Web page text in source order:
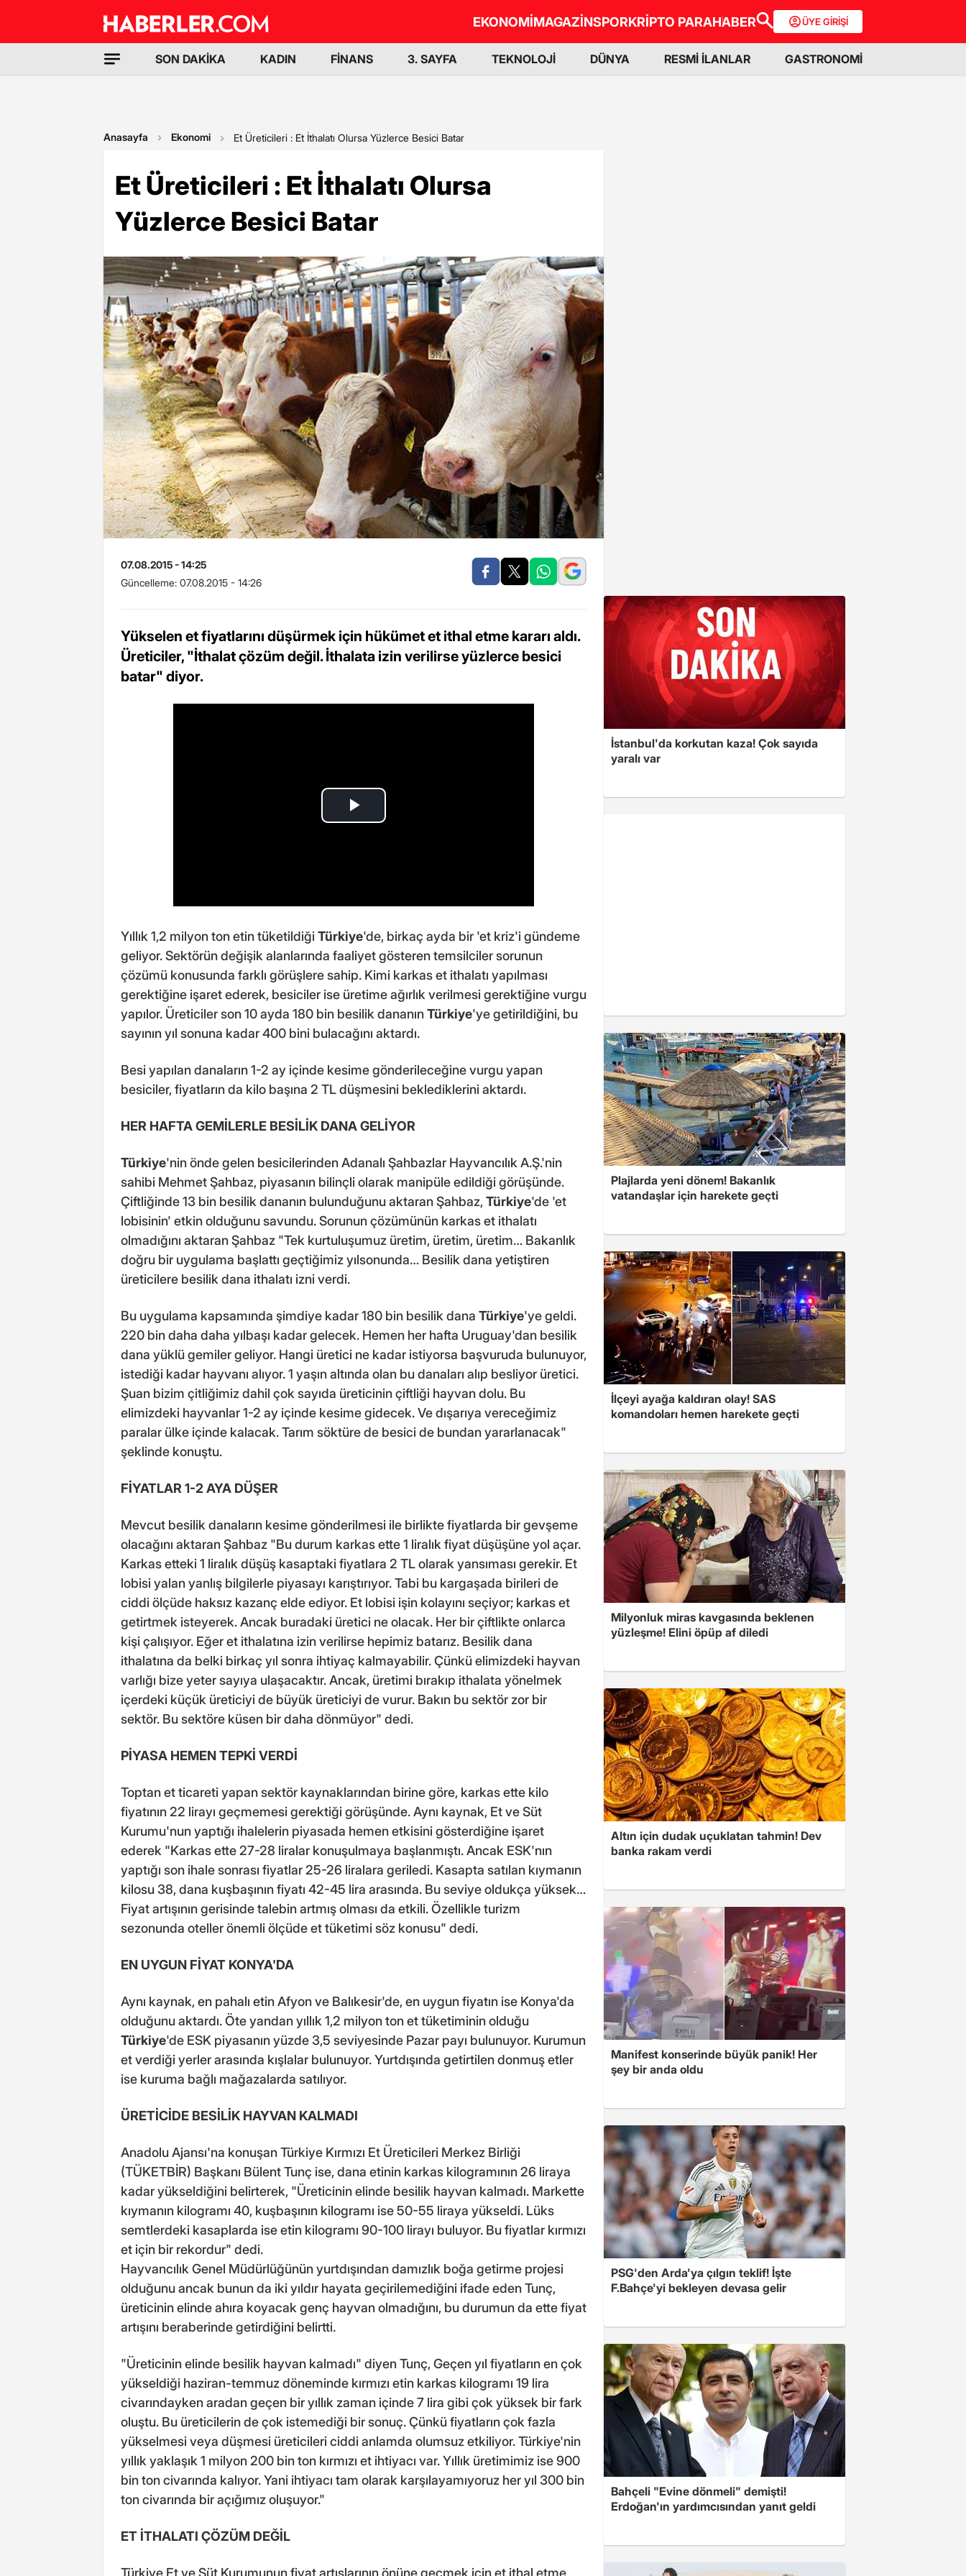
EKONOMİMAGAZİNSPORKRİPTO PARAHABER ÜYE GİRİŞİ
SON DAKİKA KADIN FİNANS 3. SAYFA TEKNOLOJİ DÜNYA RESMİ İLANLAR GASTRONOMİ
Anasayfa Ekonomi Et Üreticileri : Et İthalatı Olursa Yüzlerce Besici Batar
Et Üreticileri : Et İthalatı Olursa
Yüzlerce Besici Batar
07.08.2015 - 14:25
Güncelleme: 07.08.2015 - 14:26
Yükselen et fiyatlarını düşürmek için hükümet et ithal etme kararı aldı.
Üreticiler, "İthalat çözüm değil. İthalata izin verilirse yüzlerce besici
batar" diyor.
Yıllık 1,2 milyon ton etin tüketildiğiTürkiye'de, birkaç ayda bir 'et kriz'i gündeme
geliyor. Sektörün değişik alanlarında faaliyet gösteren temsilciler sorunun
çözümü konusunda farklı görüşlere sahip. Kimi karkas et ithalatı yapılması
gerektiğine işaret ederek, besiciler ise üretime ağırlık verilmesi gerektiğine vurgu
yapılor. Üreticiler son 10 ayda 180 bin besilik dananınTürkiye'ye getirildiğini, bu
sayının yıl sonuna kadar 400 bini bulacağını aktardı.
Besi yapılan danaların 1-2 ay içinde kesime gönderileceğine vurgu yapan
besiciler, fiyatların da kilo başına 2 TL düşmesini beklediklerini aktardı.
HER HAFTA GEMİLERLE BESİLİK DANA GELİYOR
Türkiye'nin önde gelen besicilerinden Adanalı Şahbazlar Hayvancılık A.Ş.'nin
sahibi Mehmet Şahbaz, piyasanın bilinçli olarak manipüle edildiği görüşünde.
Çiftliğinde 13 bin besilik dananın bulunduğunu aktaran Şahbaz,Türkiye'de 'et
lobisinin' etkin olduğunu savundu. Sorunun çözümünün karkas et ithalatı
olmadığını aktaran Şahbaz "Tek kurtuluşumuz üretim, üretim, üretim… Bakanlık
doğru bir uygulama başlattı geçtiğimiz yılsonunda… Besilik dana yetiştiren
üreticilere besilik dana ithalatı izni verdi.
Bu uygulama kapsamında şimdiye kadar 180 bin besilik dana Türkiye'ye geldi.
220 bin daha daha yılbaşı kadar gelecek. Hemen her hafta Uruguay'dan besilik
dana yüklü gemiler geliyor. Hangi üretici ne kadar istiyorsa başvuruda bulunuyor,
istediği kadar hayvanı alıyor. 1 yaşın altında olan bu danaları alıp besliyor üretici.
Şuan bizim çitliğimiz dahil çok sayıda üreticinin çiftliği hayvan dolu. Bu
elimizdeki hayvanlar 1-2 ay içinde kesime gidecek. Ve dışarıya vereceğimiz
paralar ülke içinde kalacak. Tarım söktüre de besici de bundan yararlanacak"
şeklinde konuştu.
FİYATLAR 1-2 AYA DÜŞER
Mevcut besilik danaların kesime gönderilmesi ile birlikte fiyatlarda bir gevşeme
olacağını aktaran Şahbaz "Bu durum karkas ette 1 liralık fiyat düşüşüne yol açar.
Karkas etteki 1 liralık düşüş kasaptaki fiyatlara 2 TL olarak yansıması gerekir. Et
lobisi yalan yanlış bilgilerle piyasayı karıştırıyor. Tabi bu kargaşada birileri de
ciddi ölçüde haksız kazanç elde ediyor. Et lobisi işin kolayını seçiyor; karkas et
getirtmek isteyerek. Ancak buradaki üretici ne olacak. Her bir çiftlikte onlarca
kişi çalışıyor. Eğer et ithalatına izin verilirse hepimiz batarız. Besilik dana
ithalatına da belki birkaç yıl sonra ihtiyaç kalmayabilir. Çünkü elimizdeki hayvan
varlığı bize yeter sayıya ulaşacaktır. Ancak, üretimi bırakıp ithalata yönelmek
içerdeki küçük üreticiyi de büyük üreticiyi de vurur. Bakın bu sektör zor bir
sektör. Bu sektöre küsen bir daha dönmüyor" dedi.
PİYASA HEMEN TEPKİ VERDİ
Toptan et ticareti yapan sektör kaynaklarından birine göre, karkas ette kilo
fiyatının 22 lirayı geçmemesi gerektiği görüşünde. Aynı kaynak, Et ve Süt
Kurumu'nun yaptığı ihalelerin piyasada hemen etkisini gösterdiğine işaret
ederek "Karkas ette 27-28 liralar konuşulmaya başlanmıştı. Ancak ESK'nın
yaptığı son ihale sonrası fiyatlar 25-26 liralara geriledi. Kasapta satılan kıymanın
kilosu 38, dana kuşbaşının fiyatı 42-45 lira arasında. Bu seviye oldukça yüksek…
Fiyat artışının gerisinde talebin artmış olması da etkili. Özellikle turizm
sezonunda oteller önemli ölçüde et tüketimi söz konusu" dedi.
EN UYGUN FİYAT KONYA'DA
Aynı kaynak, en pahalı etin Afyon ve Balıkesir'de, en uygun fiyatın ise Konya'da
olduğunu aktardı. Öte yandan yıllık 1,2 milyon ton et tüketiminin olduğu
Türkiye'de ESK piyasanın yüzde 3,5 seviyesinde Pazar payı bulunuyor. Kurumun
et verdiği yerler arasında kışlalar bulunuyor. Yurtdışında getirtilen donmuş etler
ise kuruma bağlı mağazalarda satılıyor.
ÜRETİCİDE BESİLİK HAYVAN KALMADI
Anadolu Ajansı'na konuşan Türkiye Kırmızı Et Üreticileri Merkez Birliği
(TÜKETBİR) Başkanı Bülent Tunç ise, dana etinin karkas kilogramının 26 liraya
kadar yükseldiğini belirterek, "Üreticinin elinde besilik hayvan kalmadı. Markette
kıymanın kilogramı 40, kuşbaşının kilogramı ise 50-55 liraya yükseldi. Lüks
semtlerdeki kasaplarda ise etin kilogramı 90-100 lirayı buluyor. Bu fiyatlar kırmızı
et için bir rekordur" dedi.
Hayvancılık Genel Müdürlüğünün yurtdışından damızlık boğa getirme projesi
olduğunu ancak bunun da iki yıldır hayata geçirilemediğini ifade eden Tunç,
üreticinin elinde ahıra koyacak genç hayvan olmadığını, bu durumun da ette fiyat
artışını beraberinde getirdiğini belirtti.
"Üreticinin elinde besilik hayvan kalmadı" diyen Tunç, Geçen yıl fiyatların en çok
yükseldiği haziran-temmuz döneminde kırmızı etin karkas kilogramı 19 lira
civarındayken aradan geçen bir yıllık zaman içinde 7 lira gibi çok yüksek bir fark
oluştu. Bu üreticilerin de çok istemediği bir sonuç. Çünkü fiyatların çok fazla
yükselmesi veya düşmesi üreticileri ciddi anlamda olumsuz etkiliyor. Türkiye'nin
yıllık yaklaşık 1 milyon 200 bin ton kırmızı et ihtiyacı var. Yıllık üretimimiz ise 900
bin ton civarında kalıyor. Yani ihtiyacı tam olarak karşılayamıyoruz her yıl 300 bin
ton civarında bir açığımız oluşuyor."
ET İTHALATI ÇÖZÜM DEĞİL
Türkiye Et ve Süt Kurumunun fiyat artışlarının önüne geçmek için et ithal etme
İstanbul'da korkutan kaza! Çok sayıda
yaralı var
Plajlarda yeni dönem! Bakanlık
vatandaşlar için harekete geçti
İlçeyi ayağa kaldıran olay! SAS
komandoları hemen harekete geçti
Milyonluk miras kavgasında beklenen
yüzleşme! Elini öpüp af diledi
Altın için dudak uçuklatan tahmin! Dev
banka rakam verdi
Manifest konserinde büyük panik! Her
şey bir anda oldu
PSG'den Arda'ya çılgın teklif! İşte
F.Bahçe'yi bekleyen devasa gelir
Bahçeli "Evine dönmeli" demişti!
Erdoğan'ın yardımcısından yanıt geldi